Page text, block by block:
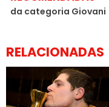
da categoria Giovani
RELACIONADAS